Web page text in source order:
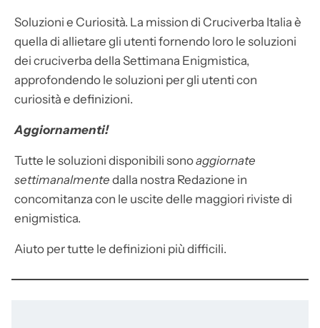
Soluzioni e Curiosità. La mission di Cruciverba Italia è
quella di allietare gli utenti fornendo loro le soluzioni
dei cruciverba della Settimana Enigmistica,
approfondendo le soluzioni per gli utenti con
curiosità e definizioni.
Aggiornamenti!
Tutte le soluzioni disponibili sonoaggiornate
settimanalmente dalla nostra Redazione in
concomitanza con le uscite delle maggiori riviste di
enigmistica.
Aiuto per tutte le definizioni più difficili.